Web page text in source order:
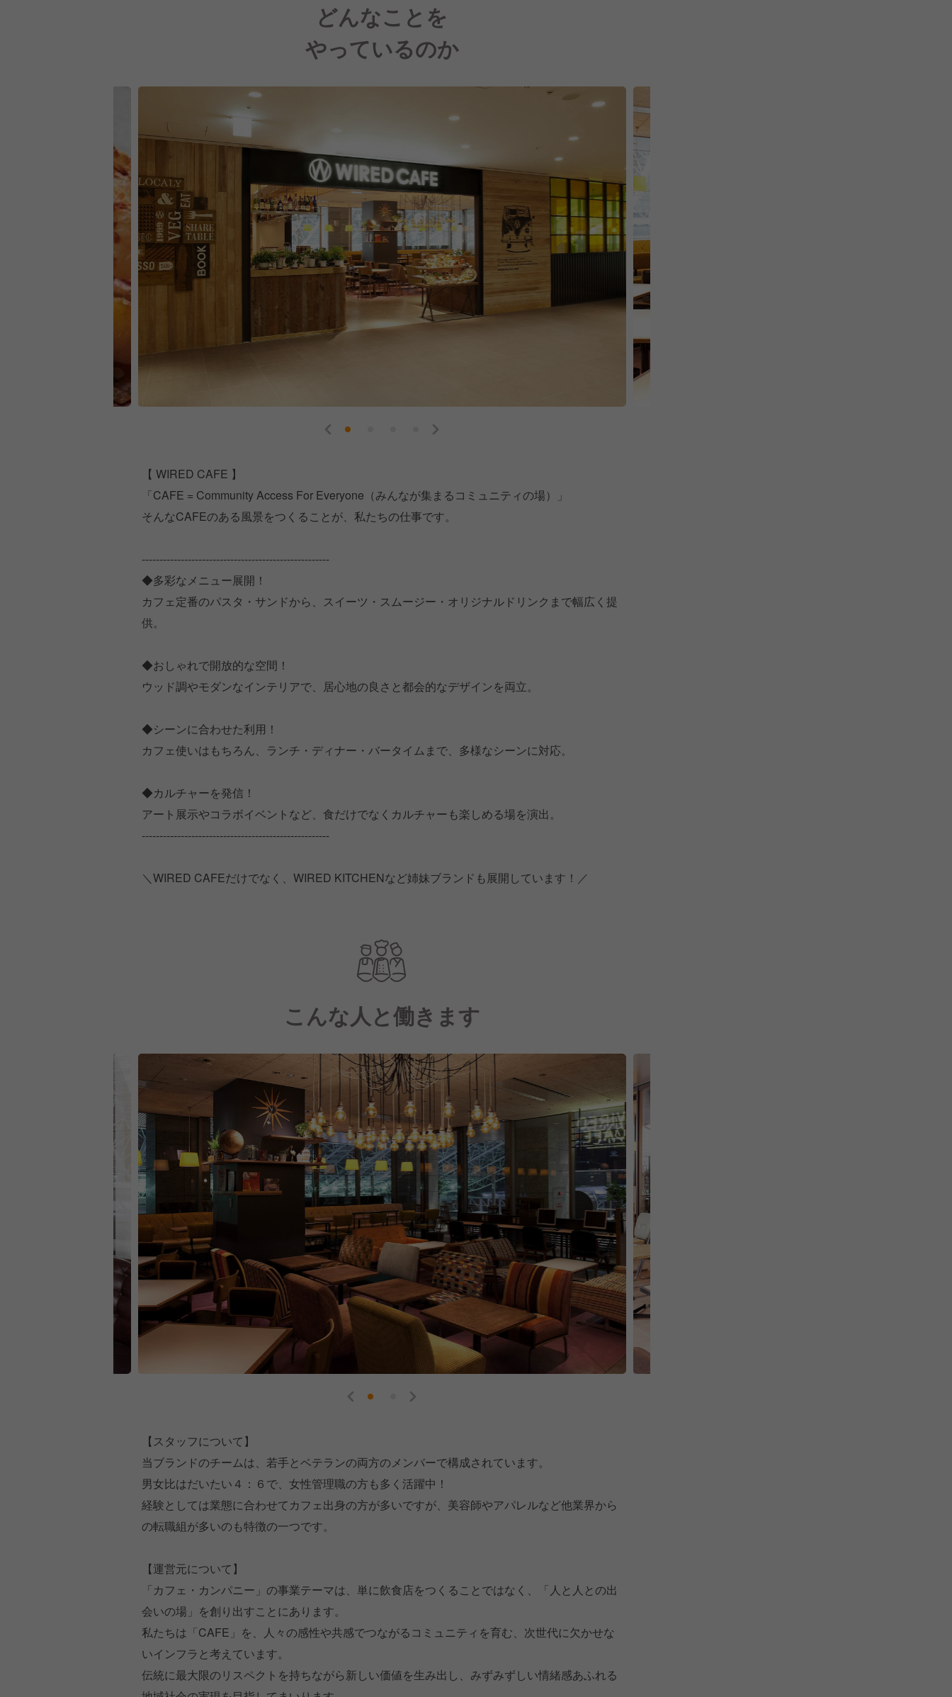
どんなことを
やっているのか
【 WIRED CAFE 】
「CAFE = Community Access For Everyone（みんなが集まるコミュニティの場）」
そんなCAFEのある風景をつくることが、私たちの仕事です。
-----------------------------------------------------
◆多彩なメニュー展開！
カフェ定番のパスタ・サンドから、スイーツ・スムージー・オリジナルドリンクまで幅広く提
供。
◆おしゃれで開放的な空間！
ウッド調やモダンなインテリアで、居心地の良さと都会的なデザインを両立。
◆シーンに合わせた利用！
カフェ使いはもちろん、ランチ・ディナー・バータイムまで、多様なシーンに対応。
◆カルチャーを発信！
アート展示やコラボイベントなど、食だけでなくカルチャーも楽しめる場を演出。
-----------------------------------------------------
＼WIRED CAFEだけでなく、WIRED KITCHENなど姉妹ブランドも展開しています！／
こんな人と働きます
【スタッフについて】
当ブランドのチームは、若手とベテランの両方のメンバーで構成されています。
男女比はだいたい４：６で、女性管理職の方も多く活躍中！
経験としては業態に合わせてカフェ出身の方が多いですが、美容師やアパレルなど他業界から
の転職組が多いのも特徴の一つです。
【運営元について】
「カフェ・カンパニー」の事業テーマは、単に飲食店をつくることではなく、「人と人との出
会いの場」を創り出すことにあります。
私たちは「CAFE」を、人々の感性や共感でつながるコミュニティを育む、次世代に欠かせな
いインフラと考えています。
伝統に最大限のリスペクトを持ちながら新しい価値を生み出し、みずみずしい情緒感あふれる